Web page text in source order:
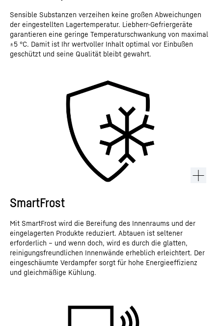
Sensible Substanzen verzeihen keine großen Abweichungen
der eingestellten Lagertemperatur. Liebherr-Gefriergeräte
garantieren eine geringe Temperaturschwankung von maximal
±5 °C. Damit ist Ihr wertvoller Inhalt optimal vor Einbußen
geschützt und seine Qualität bleibt gewahrt.
SmartFrost
Mit SmartFrost wird die Bereifung des Innenraums und der
eingelagerten Produkte reduziert. Abtauen ist seltener
erforderlich – und wenn doch, wird es durch die glatten,
reinigungsfreundlichen Innenwände erheblich erleichtert. Der
eingeschäumte Verdampfer sorgt für hohe Energieeffizienz
und gleichmäßige Kühlung.